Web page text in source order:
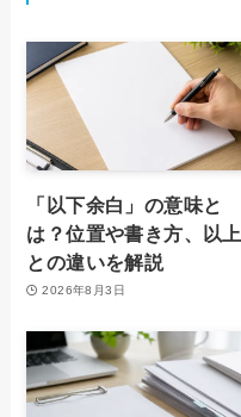
「以下余白」の意味と
は？位置や書き方、以上
との違いを解説
2026年8月3日